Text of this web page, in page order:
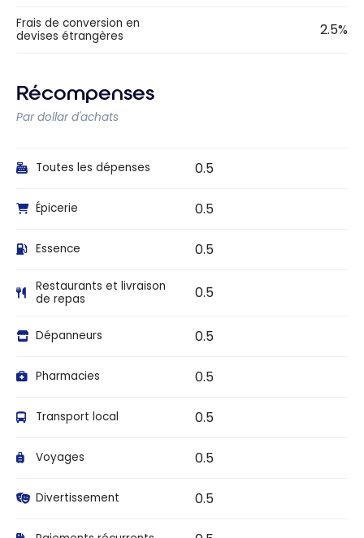
Frais de conversion en
devises étrangères
2.5%
Récompenses
Par dollar d'achats
Toutes les dépenses 0.5
Épicerie 0.5
Essence 0.5
Restaurants et livraison
de repas
0.5
Dépanneurs 0.5
Pharmacies 0.5
Transport local 0.5
Voyages 0.5
Divertissement 0.5